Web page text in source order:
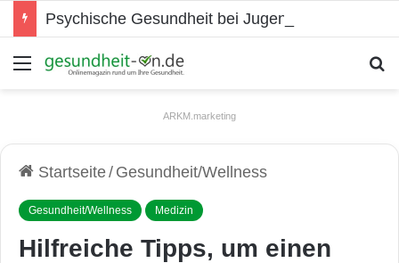
Psychische Gesundheit bei Jugendlichen
Menü
ARKM.marketing
Startseite/ Gesundheit/Wellness
Gesundheit/Wellness Medizin
Hilfreiche Tipps, um einen